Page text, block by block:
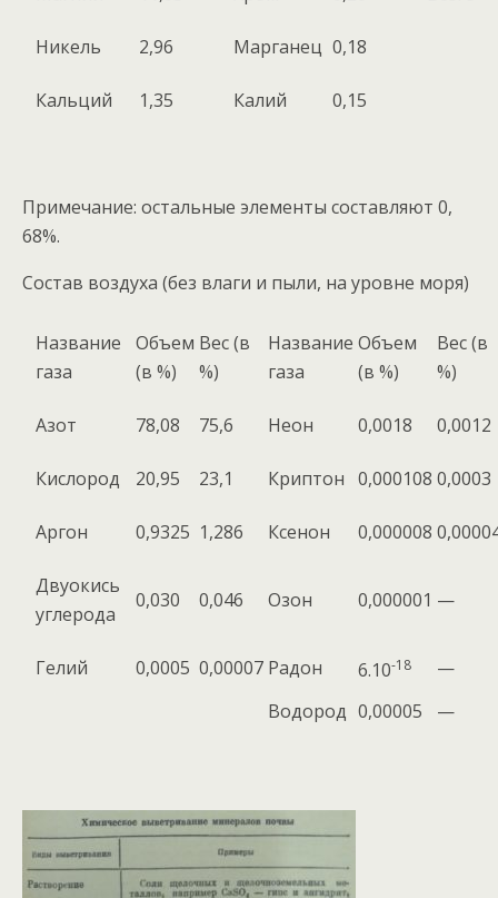
Никель 2,96 Марганец 0,18
Кальций 1,35 Калий 0,15
Примечание: остальные элементы составляют 0,
68%.
Состав воздуха (без влаги и пыли, на уровне моря)
Название
газа
Объем
(в %)
Вес (в
%)
Название
газа
Объем
(в %)
Вес (в
%)
Азот 78,08 75,6 Неон 0,0018 0,0012
Кислород 20,95 23,1 Криптон 0,000108 0,0003
Аргон 0,9325 1,286 Ксенон 0,000008
Двуокись
углерода
0,030 0,046 Озон 0,000001 —
Гелий 0,0005 0,00007 Радон 6.10-18
—
Водород 0,00005 —